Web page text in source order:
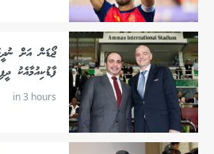
ޖޯޑަން އަށް
ފާޑުކިއުމާއެކު
in 3 hours